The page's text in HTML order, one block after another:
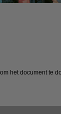
het document te